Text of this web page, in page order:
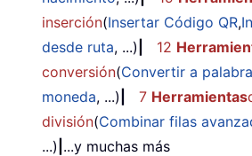
inserción(Insertar Código QR,
desde ruta, ...) 12
conversión(Convertir a
moneda, ...) 7 Herramientas
división(Combinar filas
...) ...y muchas más